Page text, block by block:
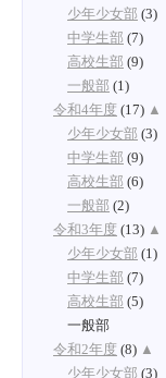
少年少女部 (3)
中学生部 (7)
高校生部 (9)
一般部 (1)
令和4年度 (17) ▲
少年少女部 (3)
中学生部 (9)
高校生部 (6)
一般部 (2)
令和3年度 (13) ▲
少年少女部 (1)
中学生部 (7)
高校生部 (5)
一般部
令和2年度 (8) ▲
少年少女部 (3)